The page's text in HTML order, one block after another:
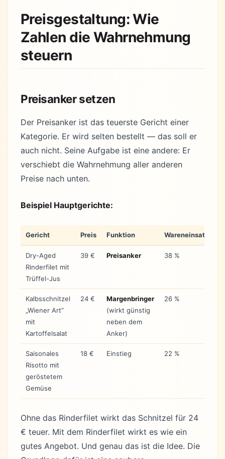
Preisgestaltung: Wie
Zahlen die Wahrnehmung
steuern
Preisanker setzen
Der Preisanker ist das teuerste Gericht einer
Kategorie. Er wird selten bestellt — das soll er
auch nicht. Seine Aufgabe ist eine andere: Er
verschiebt die Wahrnehmung aller anderen
Preise nach unten.
Beispiel Hauptgerichte:
Gericht Preis Funktion Wareneinsatz
Dry-Aged
Rinderfilet mit
Trüffel-Jus
39 € Preisanker 38 %
Kalbsschnitzel
„Wiener Art”
mit
Kartoffelsalat
24 €
Margenbringer
(wirkt günstig
neben dem
Anker)
26 %
Saisonales
Risotto mit
geröstetem
Gemüse
18 € Einstieg 22 %
Ohne das Rinderfilet wirkt das Schnitzel für 24
€ teuer. Mit dem Rinderfilet wirkt es wie ein
gutes Angebot. Und genau das ist die Idee. Die